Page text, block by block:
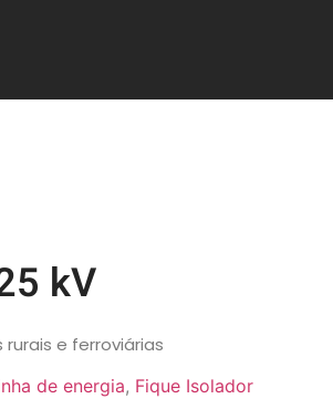
kV
e ferroviárias
de energia, Fique Isolador